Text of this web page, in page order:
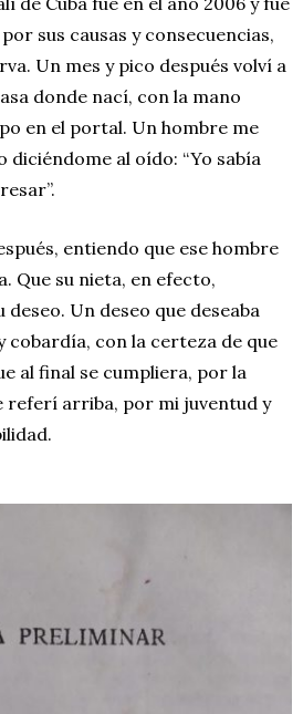
por sus causas y consecuencias,
Un mes y pico después volví a
donde nací, con la mano
en el portal. Un hombre me
diciéndome al oído: “Yo sabía
entiendo que ese hombre
Que su nieta, en efecto,
Un deseo que deseaba
cobardía, con la certeza de que
al final se cumpliera, por la
referí arriba, por mi juventud y